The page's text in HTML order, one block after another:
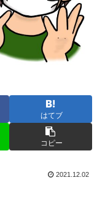
はてブ
コピー
2021.12.02